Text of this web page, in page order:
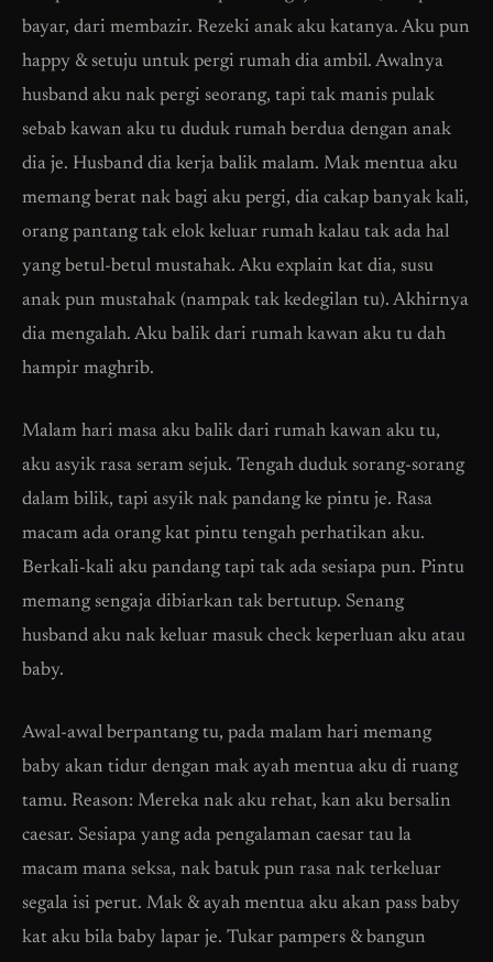
bayar, dari membazir. Rezeki anak aku katanya. Aku pun
happy & setuju untuk pergi rumah dia ambil. Awalnya
husband aku nak pergi seorang, tapi tak manis pulak
sebab kawan aku tu duduk rumah berdua dengan anak
dia je. Husband dia kerja balik malam. Mak mentua aku
memang berat nak bagi aku pergi, dia cakap banyak kali,
orang pantang tak elok keluar rumah kalau tak ada hal
yang betul-betul mustahak. Aku explain kat dia, susu
anak pun mustahak (nampak tak kedegilan tu). Akhirnya
dia mengalah. Aku balik dari rumah kawan aku tu dah
hampir maghrib.
Malam hari masa aku balik dari rumah kawan aku tu,
aku asyik rasa seram sejuk. Tengah duduk sorang-sorang
dalam bilik, tapi asyik nak pandang ke pintu je. Rasa
macam ada orang kat pintu tengah perhatikan aku.
Berkali-kali aku pandang tapi tak ada sesiapa pun. Pintu
memang sengaja dibiarkan tak bertutup. Senang
husband aku nak keluar masuk check keperluan aku atau
baby.
Awal-awal berpantang tu, pada malam hari memang
baby akan tidur dengan mak ayah mentua aku di ruang
tamu. Reason: Mereka nak aku rehat, kan aku bersalin
caesar. Sesiapa yang ada pengalaman caesar tau la
macam mana seksa, nak batuk pun rasa nak terkeluar
segala isi perut. Mak & ayah mentua aku akan pass baby
kat aku bila baby lapar je. Tukar pampers & bangun